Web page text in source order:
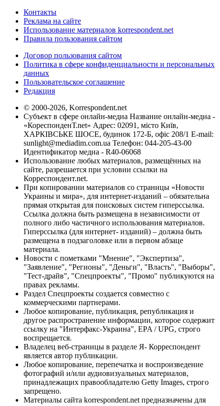
Контакты
Реклама на сайте
Использование материалов korrespondent.net
Правила пользования сайтом
Договор пользования сайтом
Политика в сфере конфиденциальности и персональных
данных
Пользовательское соглашение
Редакция
© 2000-2026, Korrespondent.net
Субъект в сфере онлайн-медиа Название онлайн-медиа -
«КореспонденТ.net» Адрес: 02091, місто Київ,
ХАРКІВСЬКЕ ШОСЕ, будинок 172-Б, офіс 208/1 E-mail:
sunlight@mediadim.com.ua Телефон: 044-205-43-00
Идентификатор медиа - R40-06068
Использование любых материалов, размещённых на
сайте, разрешается при условии ссылки на
Корреспондент.net.
При копировании материалов со страницы «Новости
Украины и мира», для интернет-изданий – обязательна
прямая открытая для поисковых систем гиперссылка.
Ссылка должна быть размещена в независимости от
полного либо частичного использования материалов.
Гиперссылка (для интернет- изданий) – должна быть
размещена в подзаголовке или в первом абзаце
материала.
Новости с пометками "Мнение", "Экспертиза",
"Заявление", "Регионы", "Деньги", "Власть", "Выборы",
"Тест-драйв", "Спецпроекты", "Промо" публикуются на
правах рекламы.
Раздел Спецпроекты создается совместно с
коммерческими партнерами.
Любое копирование, публикация, републикация и
другое распространение информации, которое содержит
ссылку на "Интерфакс-Украина", EPA / UPG, строго
воспрещается.
Владелец веб-страницы в разделе Я- Корреспондент
является автор публикации.
Любое копирование, перепечатка и воспроизведение
фотографий и/или аудиовизуальных материалов,
принадлежащих правообладателю Getty Images, строго
запрещено.
Материалы сайта korrespondent.net предназначены для